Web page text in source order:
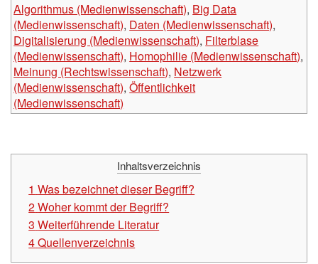
Algorithmus (Medienwissenschaft), Big Data
(Medienwissenschaft), Daten (Medienwissenschaft),
Digitalisierung (Medienwissenschaft), Filterblase
(Medienwissenschaft), Homophilie (Medienwissenschaft),
Meinung (Rechtswissenschaft), Netzwerk
(Medienwissenschaft),Öffentlichkeit
(Medienwissenschaft)
Inhaltsverzeichnis
1 Was bezeichnet dieser Begriff?
2Woher kommt der Begriff?
3 Weiterführende Literatur
4Quellenverzeichnis